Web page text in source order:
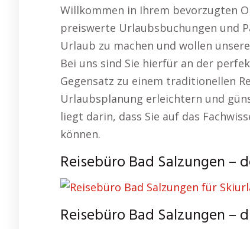
Willkommen in Ihrem bevorzugten
preiswerte Urlaubsbuchungen und
Urlaub zu machen und wollen
Bei uns sind Sie hierfür an der
Gegensatz zu einem traditionellen
Urlaubsplanung erleichtern und
liegt darin, dass Sie auf das
können.
Reisebüro Bad Salzungen –
Reisebüro Bad Salzungen